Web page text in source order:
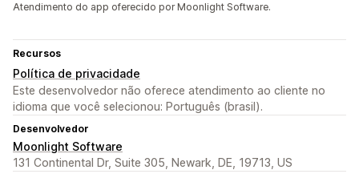
Atendimento do app oferecido por Moonlight Software.
Recursos
Política de privacidade
Este desenvolvedor não oferece atendimento ao cliente no
idioma que você selecionou: Português (brasil).
Desenvolvedor
Moonlight Software
131 Continental Dr, Suite 305, Newark, DE, 19713, US